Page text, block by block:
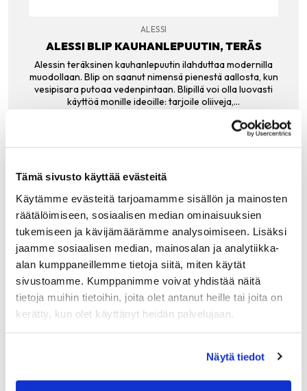
Tämä sivusto käyttää evästeitä
Käytämme evästeitä tarjoamamme sisällön ja mainosten
räätälöimiseen, sosiaalisen median ominaisuuksien
tukemiseen ja kävijämäärämme analysoimiseen. Lisäksi
jaamme sosiaalisen median, mainosalan ja analytiikka-
alan kumppaneillemme tietoja siitä, miten käytät
sivustoamme. Kumppanimme voivat yhdistää näitä
tietoja muihin tietoihin, joita olet antanut heille tai joita on
kerätty, kun olet käyttänyt heidän palvelujaan.
Näytä tiedot
ALESSI
ALESSI BLIP KAUHANLEPUUTIN, TERÄS
Alessin teräksinen kauhanlepuutin ilahduttaa modernilla
muodollaan. Blip on saanut nimensä pienestä aallosta, kun
vesipisara putoaa vedenpintaan. Blipillä voi olla luovasti
käyttöä monille ideoille: tarjoile oliiveja,…
Tutustu myös